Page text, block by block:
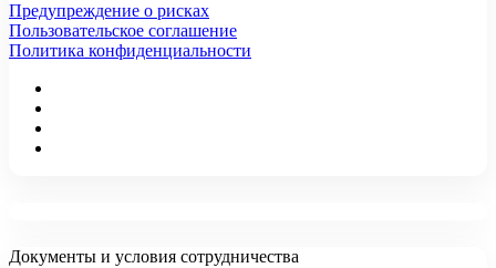
Предупреждение о рисках
Пользовательское соглашение
Политика конфиденциальности
Документы и условия сотрудничества